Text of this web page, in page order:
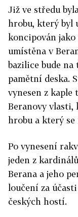
Již ve středu
hrobu, který byl
koncipován jako
umístěna v
bazilice bude
pamětní deska.
vynesen z kaple
Beranovy vlasti,
hrobu a který
Po vynesení
jeden z
Berana a jeho
loučení za
českých hostí.